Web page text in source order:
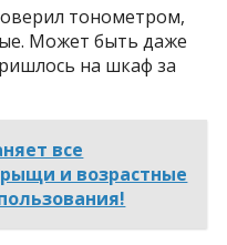
тонометром,
Может быть даже
на шкаф за
все
и возрастные